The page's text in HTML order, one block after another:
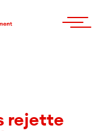
rejette